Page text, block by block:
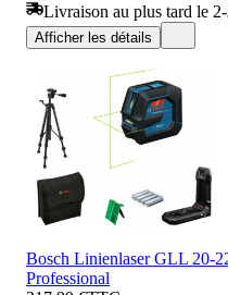
Livraison au plus tard le
Afficher les détails
Bosch Linienlaser GLL 20-
Professional